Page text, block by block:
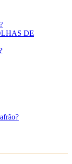
DE